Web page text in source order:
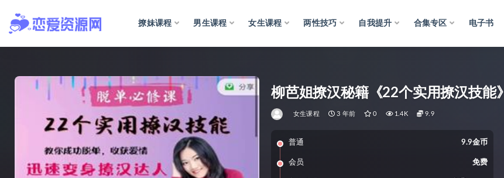
撩妹课程 男生课程 女生课程 两性技巧 自我提升 合集专区 电子书
柳芭姐撩汉秘籍《22个实用撩汉技能》
女生课程 3 年前 0 1.4K 9.9
普通 9.9金币
会员 免费